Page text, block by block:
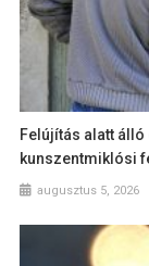
Felújítás alatt álló
kunszentmiklósi
augusztus 5, 2026